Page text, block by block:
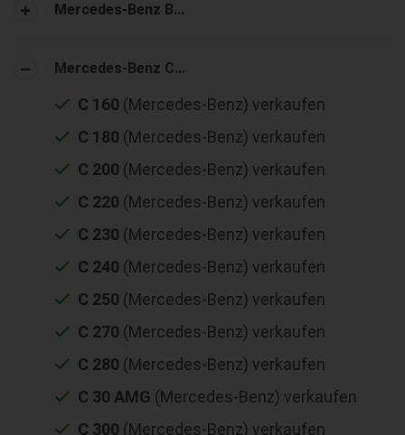
Mercedes-Benz B...
Mercedes-Benz C...
C 160 (Mercedes-Benz) verkaufen
C 180 (Mercedes-Benz) verkaufen
C 200 (Mercedes-Benz) verkaufen
C 220 (Mercedes-Benz) verkaufen
C 230 (Mercedes-Benz) verkaufen
C 240 (Mercedes-Benz) verkaufen
C 250 (Mercedes-Benz) verkaufen
C 270 (Mercedes-Benz) verkaufen
C 280 (Mercedes-Benz) verkaufen
C 30 AMG (Mercedes-Benz) verkaufen
C 300 (Mercedes-Benz) verkaufen